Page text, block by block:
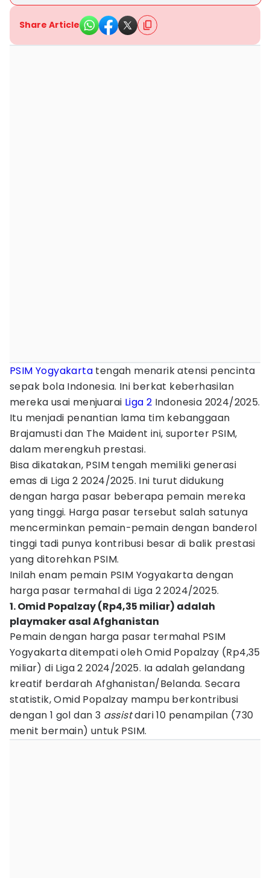
Share Article
PSIM Yogyakarta tengah menarik atensi pencinta
sepak bola Indonesia. Ini berkat keberhasilan
mereka usai menjuarai Liga 2 Indonesia 2024/2025.
Itu menjadi penantian lama tim kebanggaan
Brajamusti dan The Maident ini, suporter PSIM,
dalam merengkuh prestasi.
Bisa dikatakan, PSIM tengah memiliki generasi
emas di Liga 2 2024/2025. Ini turut didukung
dengan harga pasar beberapa pemain mereka
yang tinggi. Harga pasar tersebut salah satunya
mencerminkan pemain-pemain dengan banderol
tinggi tadi punya kontribusi besar di balik prestasi
yang ditorehkan PSIM.
Inilah enam pemain PSIM Yogyakarta dengan
harga pasar termahal di Liga 2 2024/2025.
1. Omid Popalzay (Rp4,35 miliar) adalah
playmaker asal Afghanistan
Pemain dengan harga pasar termahal PSIM
Yogyakarta ditempati oleh Omid Popalzay (Rp4,35
miliar) di Liga 2 2024/2025. Ia adalah gelandang
kreatif berdarah Afghanistan/Belanda. Secara
statistik, Omid Popalzay mampu berkontribusi
dengan 1 gol dan 3 assistdari 10 penampilan (730
menit bermain) untuk PSIM.